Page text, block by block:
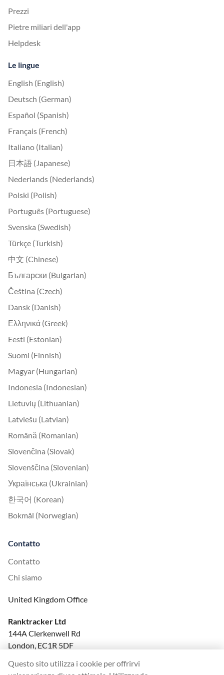
Prezzi
Pietre miliari dell'app
Helpdesk
Le lingue
English (English)
Deutsch (German)
Español (Spanish)
Français (French)
Italiano (Italian)
日本語 (Japanese)
Nederlands (Nederlands)
Polski (Polish)
Português (Portuguese)
Svenska (Swedish)
Türkçe (Turkish)
中文 (Chinese)
Български (Bulgarian)
Čeština (Czech)
Dansk (Danish)
Ελληνικά (Greek)
Eesti (Estonian)
Suomi (Finnish)
Magyar (Hungarian)
Indonesia (Indonesian)
Lietuvių (Lithuanian)
Latviešu (Latvian)
Română (Romanian)
Slovenčina (Slovak)
Slovenščina (Slovenian)
Українська (Ukrainian)
한국어 (Korean)
Bokmål (Norwegian)
Contatto
Contatto
Chi siamo
United Kingdom Office
Ranktracker Ltd
144A Clerkenwell Rd
London, EC1R 5DF
felix@ranktracker.com
Questo sito utilizza i cookie per offrirvi